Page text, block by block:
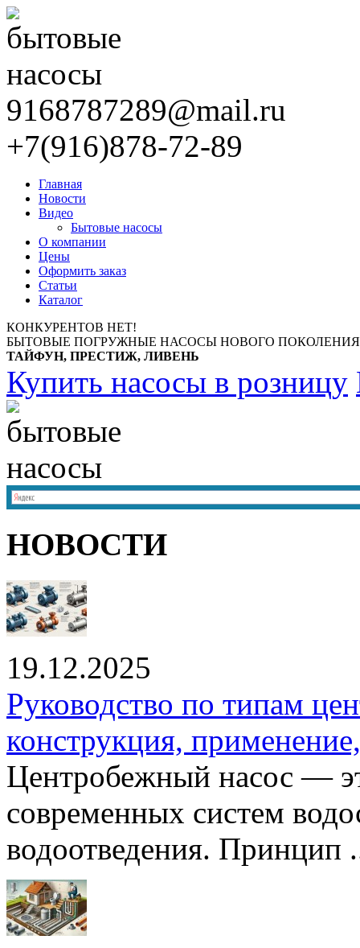
9168787289@mail.ru
+7(916)878-72-89
Главная
Новости
Видео
Бытовые насосы
О компании
Цены
Оформить заказ
Статьи
Каталог
КОНКУРЕНТОВ НЕТ!
БЫТОВЫЕ ПОГРУЖНЫЕ НАСОСЫ НОВОГО
ТАЙФУН, ПРЕСТИЖ, ЛИВЕНЬ
Купить насосы в розницу
НОВОСТИ
19.12.2025
Руководство по типам
конструкция,
Центробежный насос —
современных систем
водоотведения. Принцип